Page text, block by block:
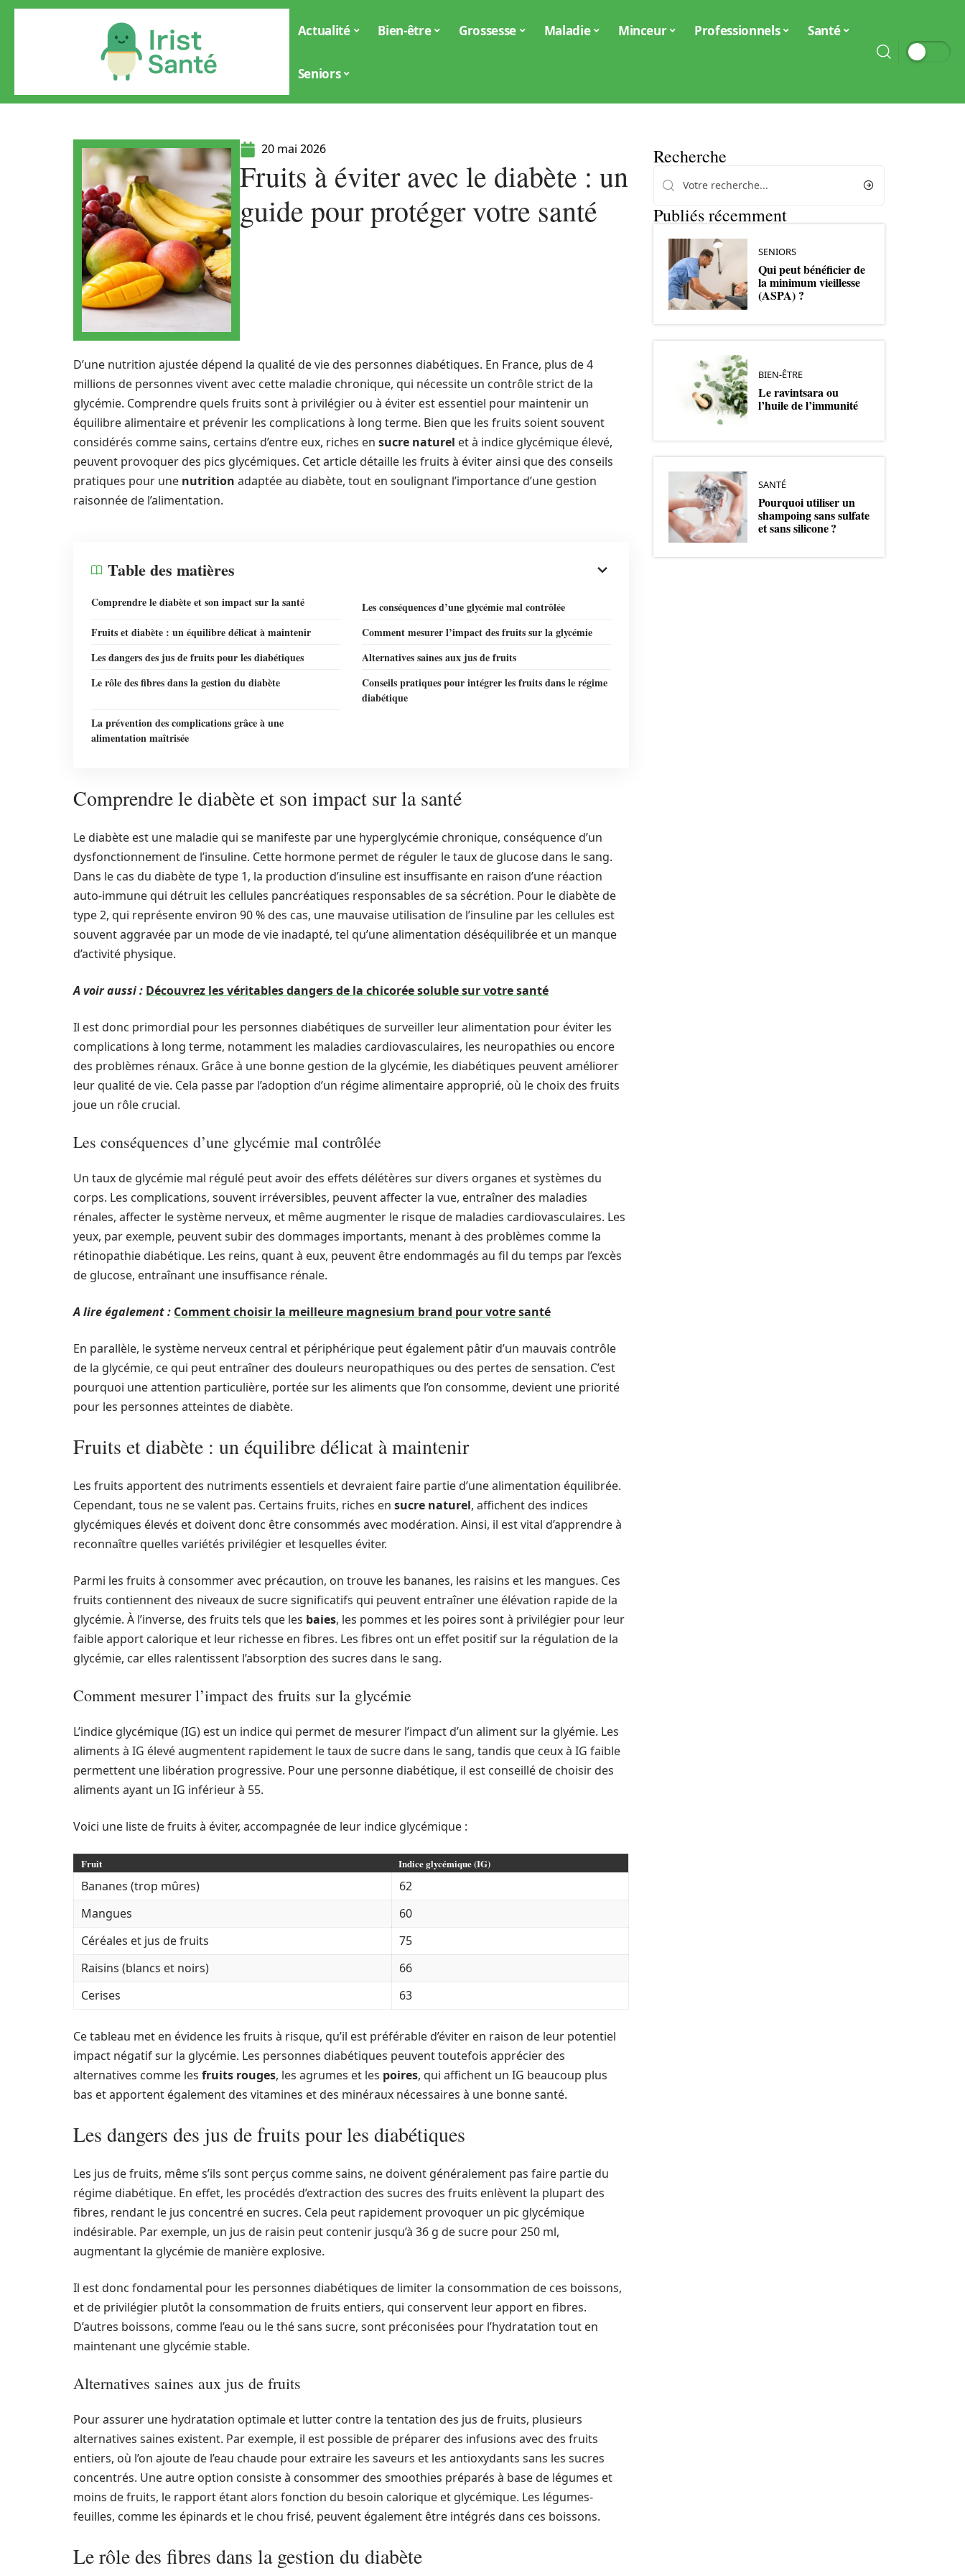
Actualité Bien-être Grossesse Maladie Minceur Professionnels Santé
Seniors
20 mai 2026
Fruits à éviter avec le diabète : un
guide pour protéger votre santé
D’une nutrition ajustée dépend la qualité de vie des personnes diabétiques. En France, plus de 4
millions de personnes vivent avec cette maladie chronique, qui nécessite un contrôle strict de la
glycémie. Comprendre quels fruits sont à privilégier ou à éviter est essentiel pour maintenir un
équilibre alimentaire et prévenir les complications à long terme. Bien que les fruits soient souvent
considérés comme sains, certains d’entre eux, riches en sucre naturel et à indice glycémique élevé,
peuvent provoquer des pics glycémiques. Cet article détaille les fruits à éviter ainsi que des conseils
pratiques pour une nutrition adaptée au diabète, tout en soulignant l’importance d’une gestion
raisonnée de l’alimentation.
Table des matières
Comprendre le diabète et son impact sur la santé
Les conséquences d’une glycémie mal contrôlée
Fruits et diabète : un équilibre délicat à maintenir
Comment mesurer l’impact des fruits sur la glycémie
Les dangers des jus de fruits pour les diabétiques
Alternatives saines aux jus de fruits
Le rôle des fibres dans la gestion du diabète
Conseils pratiques pour intégrer les fruits dans le régime
diabétique
La prévention des complications grâce à une
alimentation maîtrisée
Comprendre le diabète et son impact sur la santé
Le diabète est une maladie qui se manifeste par une hyperglycémie chronique, conséquence d’un
dysfonctionnement de l’insuline. Cette hormone permet de réguler le taux de glucose dans le sang.
Dans le cas du diabète de type 1, la production d’insuline est insuffisante en raison d’une réaction
auto-immune qui détruit les cellules pancréatiques responsables de sa sécrétion. Pour le diabète de
type 2, qui représente environ 90 % des cas, une mauvaise utilisation de l’insuline par les cellules est
souvent aggravée par un mode de vie inadapté, tel qu’une alimentation déséquilibrée et un manque
d’activité physique.
A voir aussi : Découvrez les véritables dangers de la chicorée soluble sur votre santé
Il est donc primordial pour les personnes diabétiques de surveiller leur alimentation pour éviter les
complications à long terme, notamment les maladies cardiovasculaires, les neuropathies ou encore
des problèmes rénaux. Grâce à une bonne gestion de la glycémie, les diabétiques peuvent améliorer
leur qualité de vie. Cela passe par l’adoption d’un régime alimentaire approprié, où le choix des fruits
joue un rôle crucial.
Les conséquences d’une glycémie mal contrôlée
Un taux de glycémie mal régulé peut avoir des effets délétères sur divers organes et systèmes du
corps. Les complications, souvent irréversibles, peuvent affecter la vue, entraîner des maladies
rénales, affecter le système nerveux, et même augmenter le risque de maladies cardiovasculaires. Les
yeux, par exemple, peuvent subir des dommages importants, menant à des problèmes comme la
rétinopathie diabétique. Les reins, quant à eux, peuvent être endommagés au fil du temps par l’excès
de glucose, entraînant une insuffisance rénale.
A lire également : Comment choisir la meilleure magnesium brand pour votre santé
En parallèle, le système nerveux central et périphérique peut également pâtir d’un mauvais contrôle
de la glycémie, ce qui peut entraîner des douleurs neuropathiques ou des pertes de sensation. C’est
pourquoi une attention particulière, portée sur les aliments que l’on consomme, devient une priorité
pour les personnes atteintes de diabète.
Fruits et diabète : un équilibre délicat à maintenir
Les fruits apportent des nutriments essentiels et devraient faire partie d’une alimentation équilibrée.
Cependant, tous ne se valent pas. Certains fruits, riches en sucre naturel, affichent des indices
glycémiques élevés et doivent donc être consommés avec modération. Ainsi, il est vital d’apprendre à
reconnaître quelles variétés privilégier et lesquelles éviter.
Parmi les fruits à consommer avec précaution, on trouve les bananes, les raisins et les mangues. Ces
fruits contiennent des niveaux de sucre significatifs qui peuvent entraîner une élévation rapide de la
glycémie. À l’inverse, des fruits tels que les baies, les pommes et les poires sont à privilégier pour leur
faible apport calorique et leur richesse en fibres. Les fibres ont un effet positif sur la régulation de la
glycémie, car elles ralentissent l’absorption des sucres dans le sang.
Comment mesurer l’impact des fruits sur la glycémie
L’indice glycémique (IG) est un indice qui permet de mesurer l’impact d’un aliment sur la glyémie. Les
aliments à IG élevé augmentent rapidement le taux de sucre dans le sang, tandis que ceux à IG faible
permettent une libération progressive. Pour une personne diabétique, il est conseillé de choisir des
aliments ayant un IG inférieur à 55.
Voici une liste de fruits à éviter, accompagnée de leur indice glycémique :
Fruit Indice glycémique (IG)
Bananes (trop mûres)
62
Mangues
60
Céréales et jus de fruits
75
Raisins (blancs et noirs)
66
Cerises
63
Ce tableau met en évidence les fruits à risque, qu’il est préférable d’éviter en raison de leur potentiel
impact négatif sur la glycémie. Les personnes diabétiques peuvent toutefois apprécier des
alternatives comme les fruits rouges, les agrumes et les poires, qui affichent un IG beaucoup plus
bas et apportent également des vitamines et des minéraux nécessaires à une bonne santé.
Les dangers des jus de fruits pour les diabétiques
Les jus de fruits, même s’ils sont perçus comme sains, ne doivent généralement pas faire partie du
régime diabétique. En effet, les procédés d’extraction des sucres des fruits enlèvent la plupart des
fibres, rendant le jus concentré en sucres. Cela peut rapidement provoquer un pic glycémique
indésirable. Par exemple, un jus de raisin peut contenir jusqu’à 36 g de sucre pour 250 ml,
augmentant la glycémie de manière explosive.
Il est donc fondamental pour les personnes diabétiques de limiter la consommation de ces boissons,
et de privilégier plutôt la consommation de fruits entiers, qui conservent leur apport en fibres.
D’autres boissons, comme l’eau ou le thé sans sucre, sont préconisées pour l’hydratation tout en
maintenant une glycémie stable.
Alternatives saines aux jus de fruits
Pour assurer une hydratation optimale et lutter contre la tentation des jus de fruits, plusieurs
alternatives saines existent. Par exemple, il est possible de préparer des infusions avec des fruits
entiers, où l’on ajoute de l’eau chaude pour extraire les saveurs et les antioxydants sans les sucres
concentrés. Une autre option consiste à consommer des smoothies préparés à base de légumes et
moins de fruits, le rapport étant alors fonction du besoin calorique et glycémique. Les légumes-
feuilles, comme les épinards et le chou frisé, peuvent également être intégrés dans ces boissons.
Le rôle des fibres dans la gestion du diabète
Recherche
Publiés récemment
SENIORS
Qui peut bénéficier de
la minimum vieillesse
(ASPA) ?
BIEN-ÊTRE
Le ravintsara ou
l’huile de l’immunité
SANTÉ
Pourquoi utiliser un
shampoing sans sulfate
et sans silicone ?